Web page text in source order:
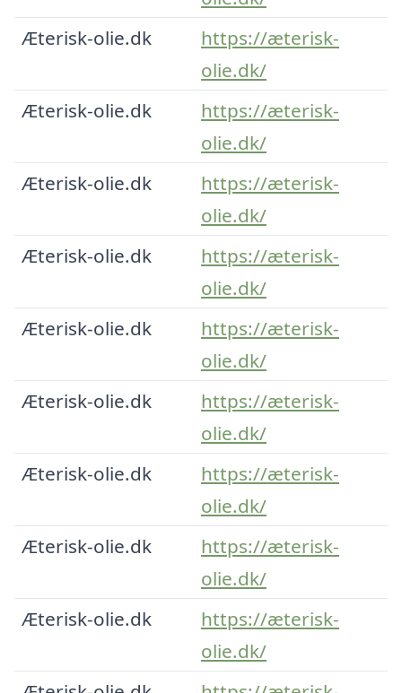
Æterisk-olie.dk
https://æterisk-
olie.dk/
Æterisk-olie.dk
https://æterisk-
olie.dk/
Æterisk-olie.dk
https://æterisk-
olie.dk/
Æterisk-olie.dk
https://æterisk-
olie.dk/
Æterisk-olie.dk
https://æterisk-
olie.dk/
Æterisk-olie.dk
https://æterisk-
olie.dk/
Æterisk-olie.dk
https://æterisk-
olie.dk/
Æterisk-olie.dk
https://æterisk-
olie.dk/
Æterisk-olie.dk
https://æterisk-
olie.dk/